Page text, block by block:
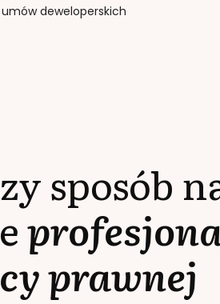
deweloperskich
sposób
prawnej